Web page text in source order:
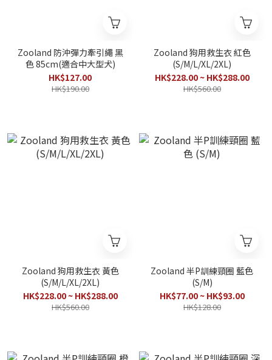
Zooland 防沖彈力牽引繩 黑
色 85cm(適合中大型犬)
HK$127.00
HK$190.00
Zooland 狗用救生衣 紅色
(S/M/L/XL/2XL)
HK$228.00 ~ HK$288.00
HK$560.00
Zooland 狗用救生衣 黃色
(S/M/L/XL/2XL)
HK$228.00 ~ HK$288.00
HK$560.00
Zooland 半P訓練頸圈 藍色
(S/M)
HK$77.00 ~ HK$93.00
HK$128.00